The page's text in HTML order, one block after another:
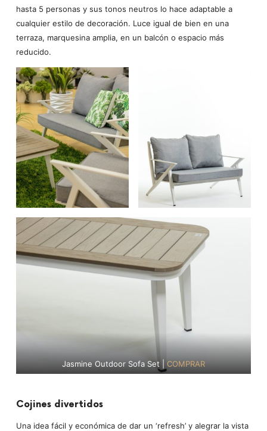
hasta 5 personas y sus tonos neutros lo hace adaptable a
cualquier estilo de decoración. Luce igual de bien en una
terraza, marquesina amplia, en un balcón o espacio más
reducido.
Jasmine Outdoor Sofa Set | COMPRAR
Cojines divertidos
Una idea fácil y económica de dar un ‘refresh’ y alegrar la vista